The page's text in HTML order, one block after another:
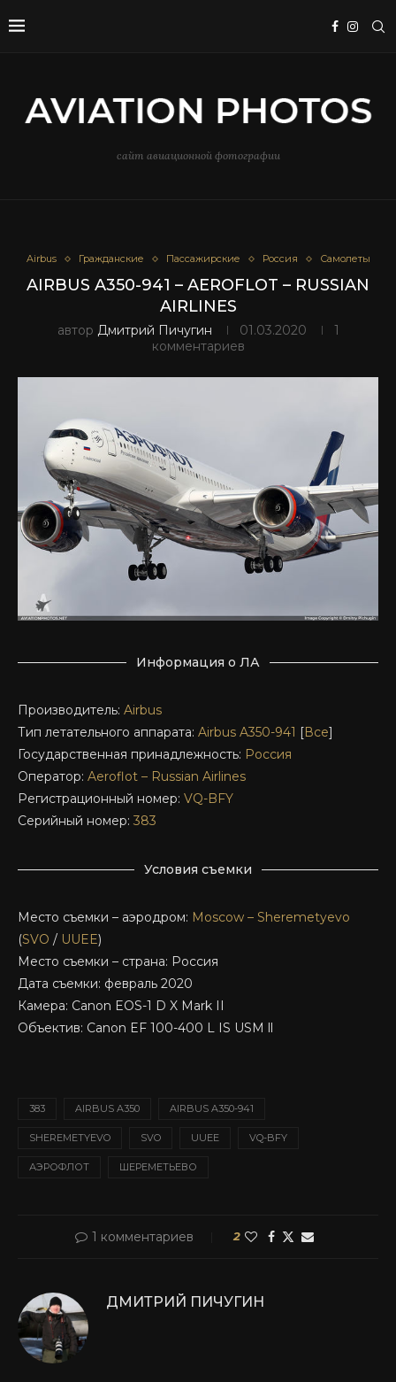
сайт авиационной фотографии
Airbus Гражданские Пассажирские Россия Самолеты
AIRBUS A350-941 – AEROFLOT – RUSSIAN
AIRLINES
автор Дмитрий Пичугин 01.03.2020
1
комментариев
Информация о ЛА
Производитель: Airbus
Тип летательного аппарата: Airbus A350-941 [Все]
Государственная принадлежность: Россия
Оператор: Aeroflot – Russian Airlines
Регистрационный номер: VQ-BFY
Серийный номер: 383
Условия съемки
Место съемки – аэродром: Moscow – Sheremetyevo
(SVO / UUEE)
Место съемки – страна: Россия
Дата съемки: февраль 2020
Камера: Canon EOS-1 D X Mark II
Объектив: Canon EF 100-400 L IS USM ll
383 AIRBUS A350 AIRBUS A350-941
SHEREMETYEVO SVO UUEE VQ-BFY
АЭРОФЛОТ ШЕРЕМЕТЬЕВО
1 комментариев 2
ДМИТРИЙ ПИЧУГИН